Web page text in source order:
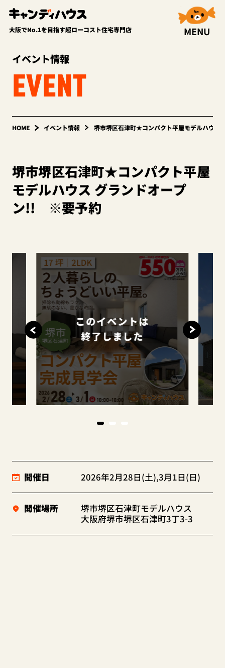
大阪でNo.1を目指す超ローコスト住宅専門店 MENU
イベント情報
EVENT
HOME イベント情報 堺市堺区石津町★コンパクト平屋モデルハウ
堺市堺区石津町★コンパクト平屋
モデルハウス グランドオープ
ン!! ※要予約
このイベントは
終了しました
開催日 2026年2月28日(土),3月1日(日)
開催場所
堺市堺区石津町モデルハウス
大阪府堺市堺区石津町3丁3-3